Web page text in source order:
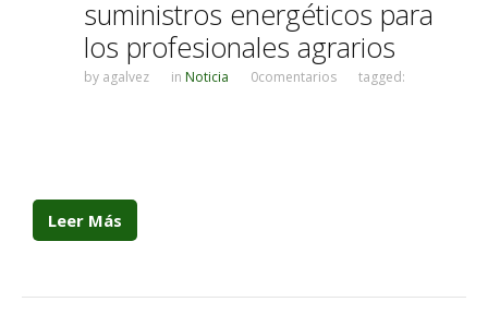
suministros energéticos para
los profesionales agrarios
by agalvez in Noticia 0comentarios tagged:
Leer Más